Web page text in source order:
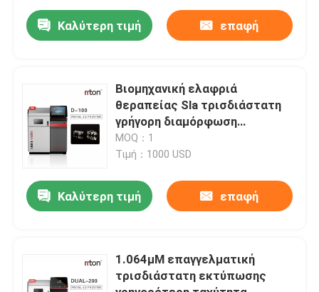
Προϊόντα
Καλύτερη τιμή επαφή
Βιομηχανική ελαφριά
θεραπείας Sla τρισδιάστατη
γρήγορη διαμόρφωση
πρωτοτύπου μηχανών
εκτύπωσης εκτυπωτών
MOQ：1
Τιμή：1000 USD
Καλύτερη τιμή επαφή
1.064μM επαγγελματική
τρισδιάστατη εκτύπωσης